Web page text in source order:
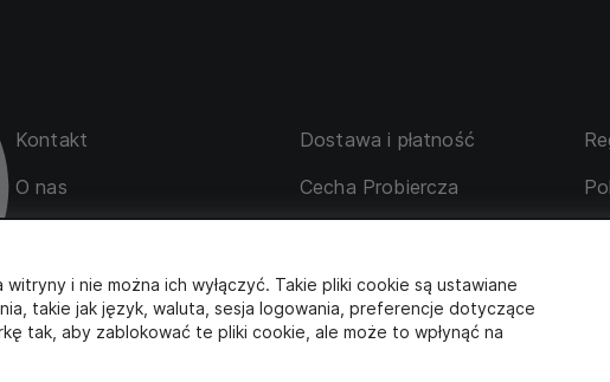
Kontakt Dostawa i płatność
O nas
Cecha Probiercza
Zamówienia korporacyjne
Współpraca z partnerami
i nie można ich wyłączyć. Takie pliki cookie są ustawiane
takie jak język, waluta, sesja logowania, preferencje dotyczące
tak, aby zablokować te pliki cookie, ale może to wpłynąć na